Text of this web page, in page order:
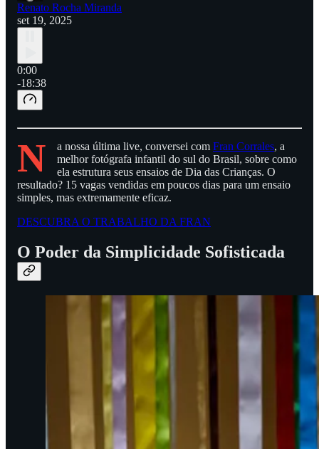
Renato Rocha Miranda
set 19, 2025
0:00
-18:38
N a nossa última live, conversei com Fran Corrales, a
melhor fotógrafa infantil do sul do Brasil, sobre como
ela estrutura seus ensaios de Dia das Crianças. O
resultado? 15 vagas vendidas em poucos dias para um ensaio
simples, mas extremamente eficaz.
DESCUBRA O TRABALHO DA FRAN
O Poder da Simplicidade Sofisticada